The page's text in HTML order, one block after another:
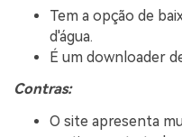
Tem a opção de
d'água.
É um downloader
Contras:
O site apresenta